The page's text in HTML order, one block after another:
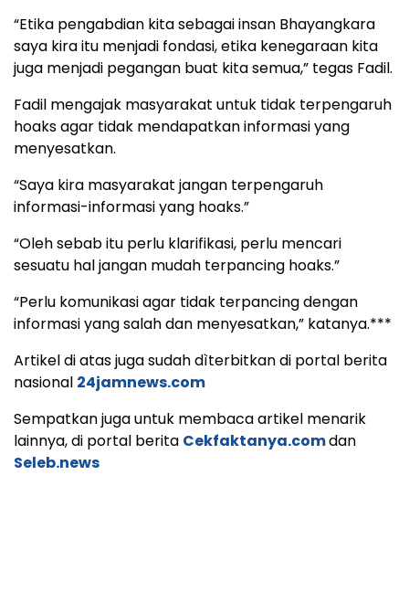
“Etika pengabdian kita sebagai insan Bhayangkara
saya kira itu menjadi fondasi, etika kenegaraan kita
juga menjadi pegangan buat kita semua,” tegas Fadil.
Fadil mengajak masyarakat untuk tidak terpengaruh
hoaks agar tidak mendapatkan informasi yang
menyesatkan.
“Saya kira masyarakat jangan terpengaruh
informasi-informasi yang hoaks.”
“Oleh sebab itu perlu klarifikasi, perlu mencari
sesuatu hal jangan mudah terpancing hoaks.”
“Perlu komunikasi agar tidak terpancing dengan
informasi yang salah dan menyesatkan,” katanya.***
Artikel di atas juga sudah dìterbitkan di portal berita
nasional 24jamnews.com
Sempatkan juga untuk membaca artikel menarik
lainnya, di portal berita Cekfaktanya.comdan
Seleb.news